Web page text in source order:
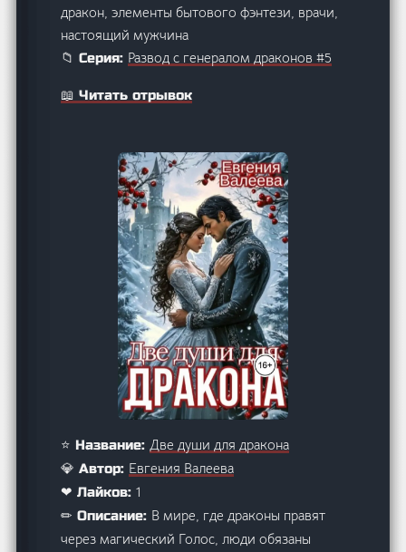
дракон, элементы бытового фэнтези, врачи,
настоящий мужчина
📁 Серия: Развод с генералом драконов #5
📖 Читать отрывок
⭐ Название:Две души для дракона
💎 Автор: Евгения Валеева
❤ Лайков:1
✏ Описание: В мире, где драконы правят
через магический Голос, люди обязаны